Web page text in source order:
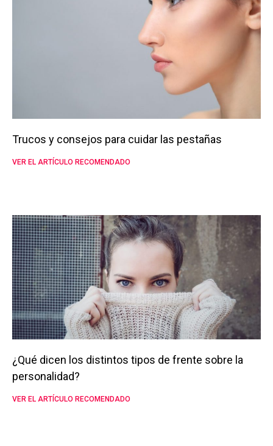
Trucos y consejos para cuidar las pestañas
VER EL ARTÍCULO RECOMENDADO
¿Qué dicen los distintos tipos de frente sobre la
personalidad?
VER EL ARTÍCULO RECOMENDADO